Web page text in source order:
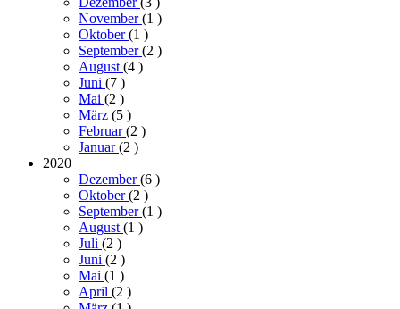
November(1 )
Oktober(1 )
September(2 )
August (4 )
Juni (7 )
Mai (2 )
März (5 )
Februar(2 )
Januar(2 )
2020
Dezember(6 )
Oktober(2 )
September(1 )
August (1 )
Juli (2 )
Juni (2 )
Mai (1 )
April (2 )